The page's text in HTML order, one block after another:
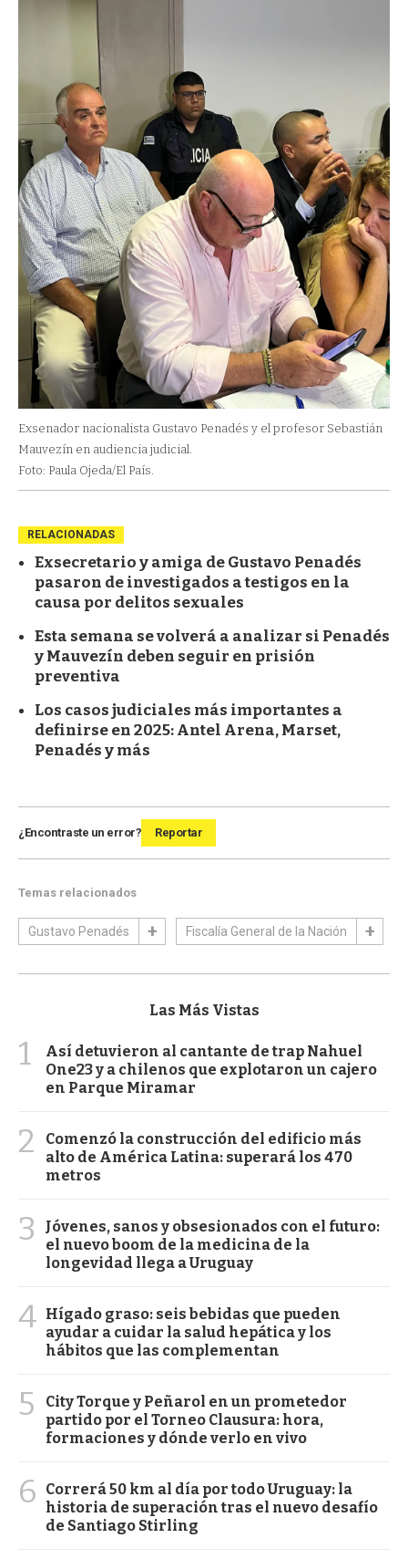
Exsenador nacionalista Gustavo Penadés y el profesor Sebastián
Mauvezín en audiencia judicial.
Foto: Paula Ojeda/El País.
RELACIONADAS
Exsecretario y amiga de Gustavo Penadés
pasaron de investigados a testigos en la
causa por delitos sexuales
Esta semana se volverá a analizar si Penadés
y Mauvezín deben seguir en prisión
preventiva
Los casos judiciales más importantes a
definirse en 2025: Antel Arena, Marset,
Penadés y más
¿Encontraste un error? Reportar
Temas relacionados
Gustavo Penadés Fiscalía General de la Nación
Las Más Vistas
1
Así detuvieron al cantante de trap Nahuel
One23 y a chilenos que explotaron un cajero
en Parque Miramar
2
Comenzó la construcción del edificio más
alto de América Latina: superará los 470
metros
3
Jóvenes, sanos y obsesionados con el futuro:
el nuevo boom de la medicina de la
longevidad llega a Uruguay
4 Hígado graso: seis bebidas que pueden
ayudar a cuidar la salud hepática y los
hábitos que las complementan
5
City Torque y Peñarol en un prometedor
partido por el Torneo Clausura: hora,
formaciones y dónde verlo en vivo
6
Correrá 50 km al día por todo Uruguay: la
historia de superación tras el nuevo desafío
de Santiago Stirling